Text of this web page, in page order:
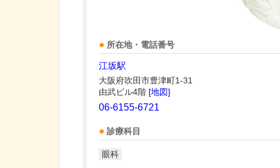
所在地・電話番号
江坂駅
大阪府吹田市豊津町1-31
由武ビル4階 [地図]
06-6155-6721
診療科目
眼科